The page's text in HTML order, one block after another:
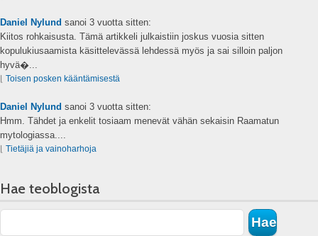
Daniel Nylund sanoi 3 vuotta sitten:
Kiitos rohkaisusta. Tämä artikkeli julkaistiin joskus vuosia sitten
kopulukiusaamista käsittelevässä lehdessä myös ja sai silloin paljon
hyvä�...
Toisen posken kääntämisestä
Daniel Nylund sanoi 3 vuotta sitten:
Hmm. Tähdet ja enkelit tosiaam menevät vähän sekaisin Raamatun
mytologiassa....
Tietäjiä ja vainoharhoja
Hae teoblogista